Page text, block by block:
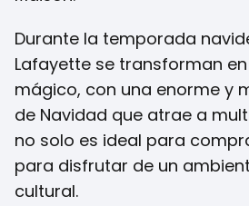
Durante la temporada
Lafayette se transforman
mágico, con una enorme y
de Navidad que atrae a
no solo es ideal para
para disfrutar de un
cultural.